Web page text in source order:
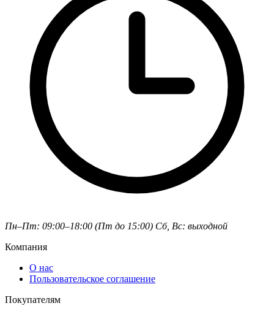
Пн–Пт: 09:00–18:00 (Пт до 15:00) Сб, Вс: выходной
Компания
О нас
Пользовательское соглашение
Покупателям